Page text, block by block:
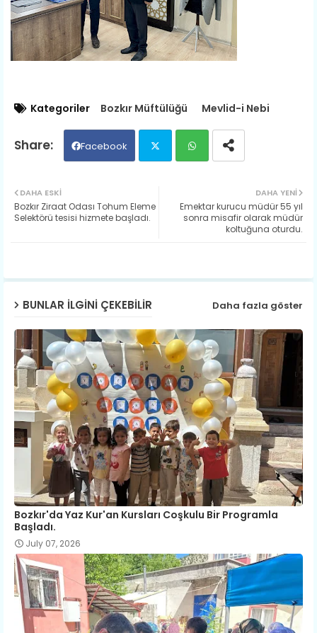
Kategoriler Bozkır Müftülüğü Mevlid-i Nebi
Facebook
ter ats
DAHA YENI
Emektar kurucu müdür 55 yıl
sonra misafir olarak müdür
koltuğuna oturdu.
DAHA ESKI
Bozkır Ziraat Odası Tohum Eleme
Selektörü tesisi hizmete başladı.
BUNLAR ILGINI ÇEKEBILIR Daha fazla göster
Bozkır'da Yaz Kur'an Kursları Coşkulu Bir Programla
Başladı.
July 07, 2026